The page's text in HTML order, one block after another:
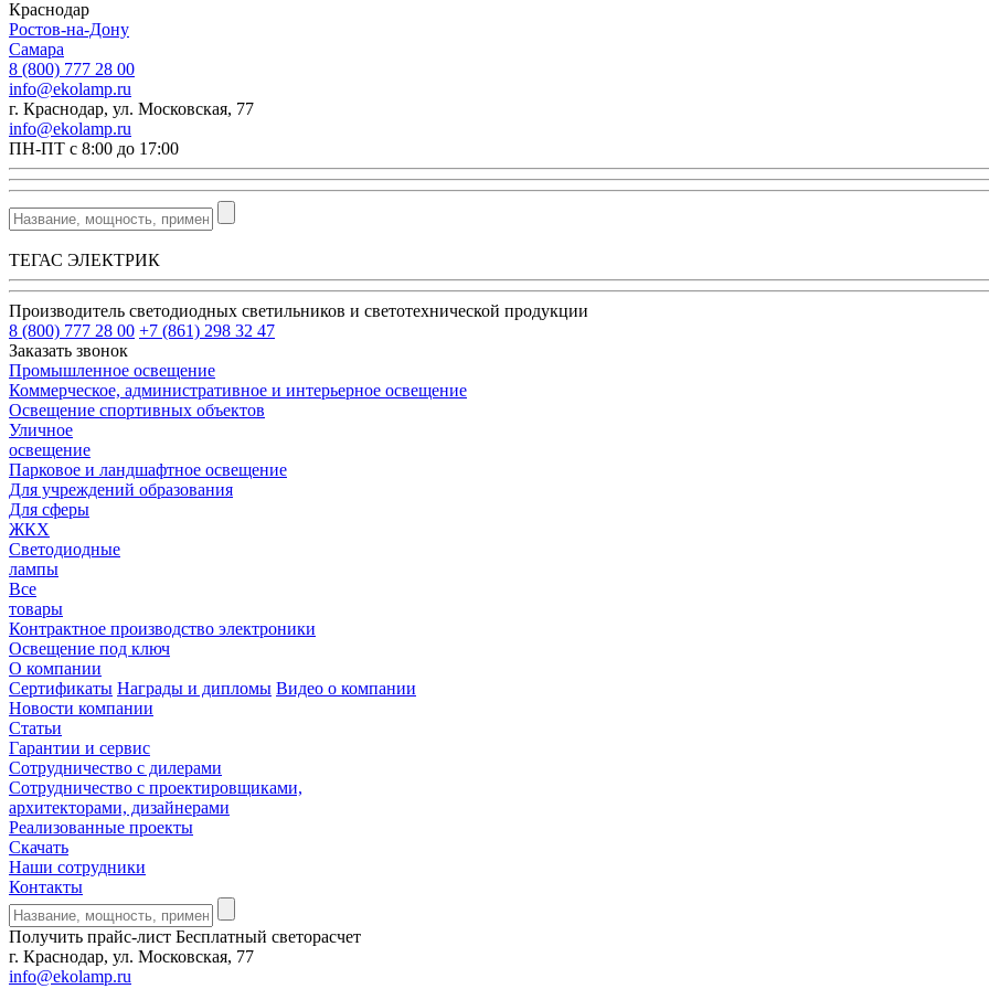
Краснодар
Ростов-на-Дону
Самара
8 (800) 777 28 00
info@ekolamp.ru
г. Краснодар, ул. Московская, 77
info@ekolamp.ru
ПН-ПТ с 8:00 до 17:00
ТЕГАС ЭЛЕКТРИК
Производитель светодиодных светильников и светотехнической продукции
8 (800) 777 28 00 +7 (861) 298 32 47
Заказать звонок
Промышленное освещение
Коммерческое, административное и интерьерное освещение
Освещение спортивных объектов
Уличное
освещение
Парковое и ландшафтное освещение
Для учреждений образования
Для сферы
ЖКХ
Светодиодные
лампы
Все
товары
Контрактное производство электроники
Освещение под ключ
О компании
Сертификаты Награды и дипломы Видео о компании
Новости компании
Статьи
Гарантии и сервис
Сотрудничество с дилерами
Сотрудничество с проектировщиками,
архитекторами, дизайнерами
Реализованные проекты
Скачать
Наши сотрудники
Контакты
Получить прайс-лист Бесплатный светорасчет
г. Краснодар, ул. Московская, 77
info@ekolamp.ru